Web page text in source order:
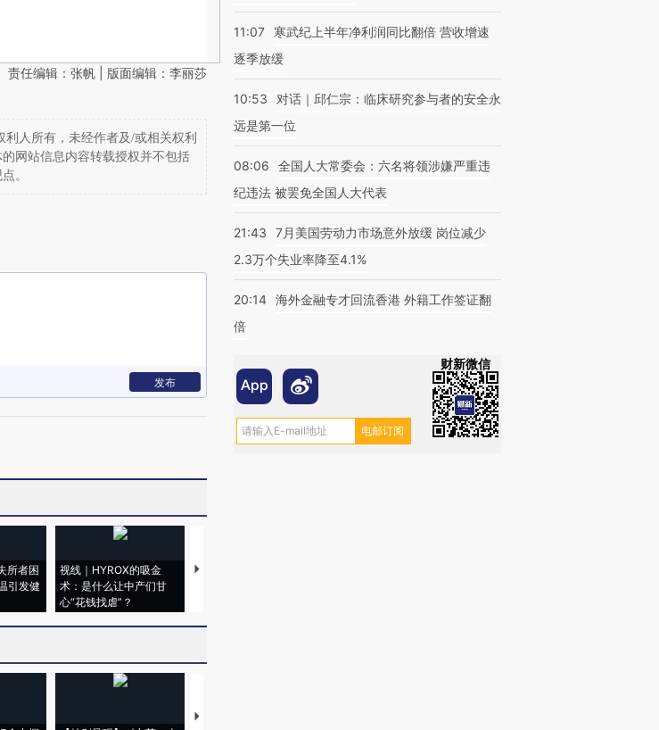
责任编辑：张帆 | 版面编辑：李丽莎
人所有，未经作者及/或相关权利
网站信息内容转载授权并不包括
。
发布
所者困
引发健
视线｜HYROX的吸金
术：是什么让中产们甘
心“花钱找虐”？
马航飞行员跨国走私7万
【推广】走进第四届链博
11:07
寒武纪上半年净利润同比翻倍 营收增速
逐季放缓
10:53
对话｜邱仁宗：临床研究参与者的安全永
远是第一位
08:06
全国人大常委会：六名将领涉嫌严重违
纪违法 被罢免全国人大代表
21:43
7月美国劳动力市场意外放缓 岗位减少
2.3万个失业率降至4.1%
20:14 海外金融专才回流香港 外籍工作签证翻
倍
财新微信